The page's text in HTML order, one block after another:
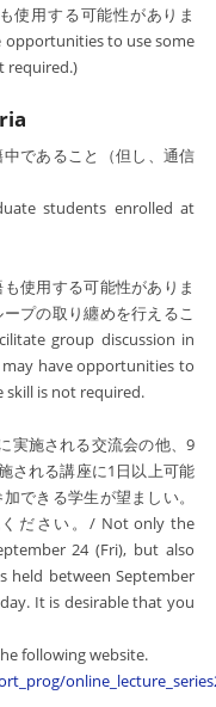
使用する可能性がありま
opportunities to use some
required.)
であること
（但し、通信
students enrolled at
使用する可能性がありま
ープの取り纏めを行えるこ
group discussion in
may have opportunities to
skill is not required.
実施される交流会の他、9
される講座に1日以上可能
できる学生が望ましい。
ださい。/ Not only the
24 (Fri), but also
held between September
It is desirable that you
following website.